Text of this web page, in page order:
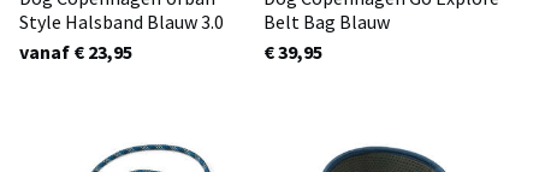
Style Halsband Blauw 3.0
vanaf € 23,95
Belt Bag Blauw
€ 39,95